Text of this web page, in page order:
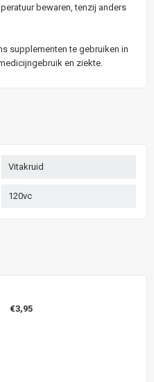
bewaren, tenzij anders
supplementen te gebruiken in
en ziekte.
Vitakruid
120vc
€3,95